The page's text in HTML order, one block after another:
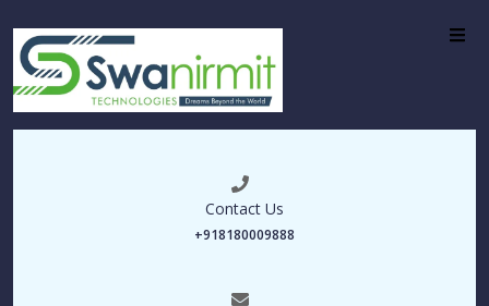
Contact Us
+918180009888